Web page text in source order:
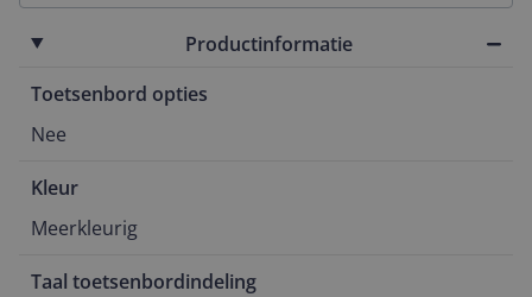
Productinformatie
Toetsenbord opties
Nee
Kleur
Meerkleurig
Taal toetsenbordindeling